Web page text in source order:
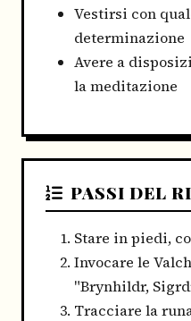
Vestirsi con
determinazione
Avere a
la meditazione
PASSI DEL
Stare in piedi,
Invocare le
"Brynhildr,
Tracciare la